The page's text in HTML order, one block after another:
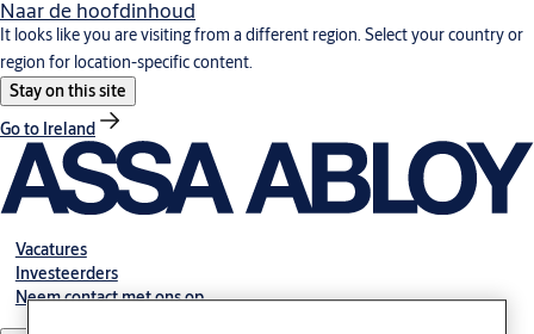
Naar de hoofdinhoud
It looks like you are visiting from a different region. Select your country or
region for location-specific content.
Stay on this site
Go to Ireland
Vacatures
Investeerders
Neem contact met ons op